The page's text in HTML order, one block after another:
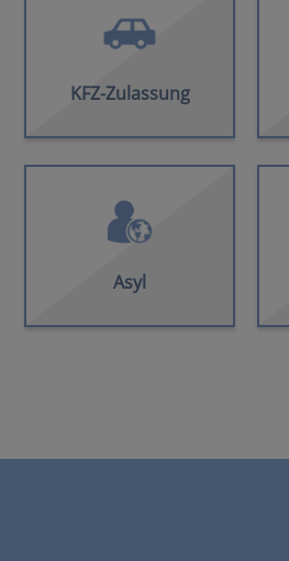
KFZ-Zulassung
Asyl